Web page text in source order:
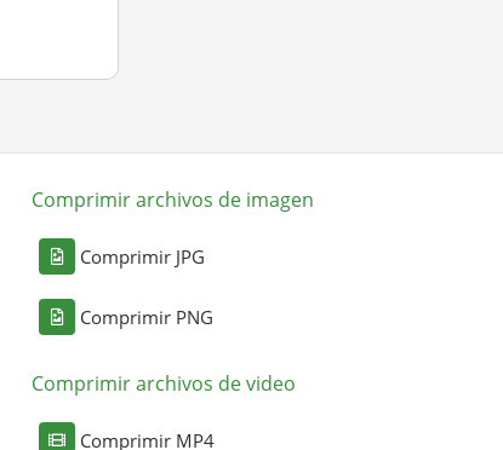
Comprimir archivos de imagen
Comprimir JPG
Comprimir PNG
Comprimir archivos de video
Comprimir MP4